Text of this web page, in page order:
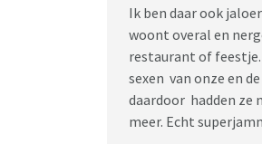
Ik ben daar ook
woont overal en
restaurant of feestje.
sexen van onze en
daardoor hadden ze
meer. Echt